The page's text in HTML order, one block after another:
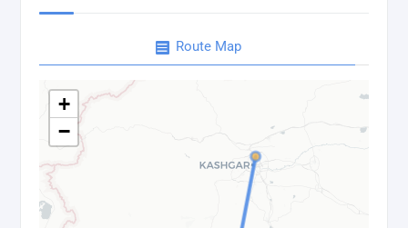
Route Map
+
−